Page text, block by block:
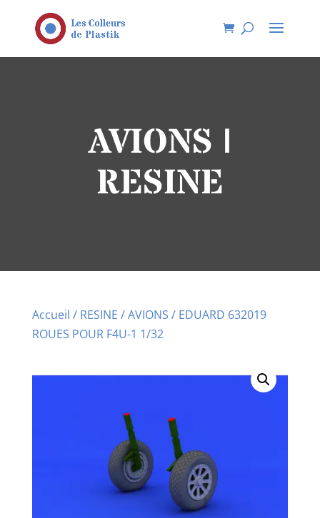
AVIONS |
RESINE
Accueil / RESINE /AVIONS / EDUARD 632019
ROUES POUR F4U-1 1/32